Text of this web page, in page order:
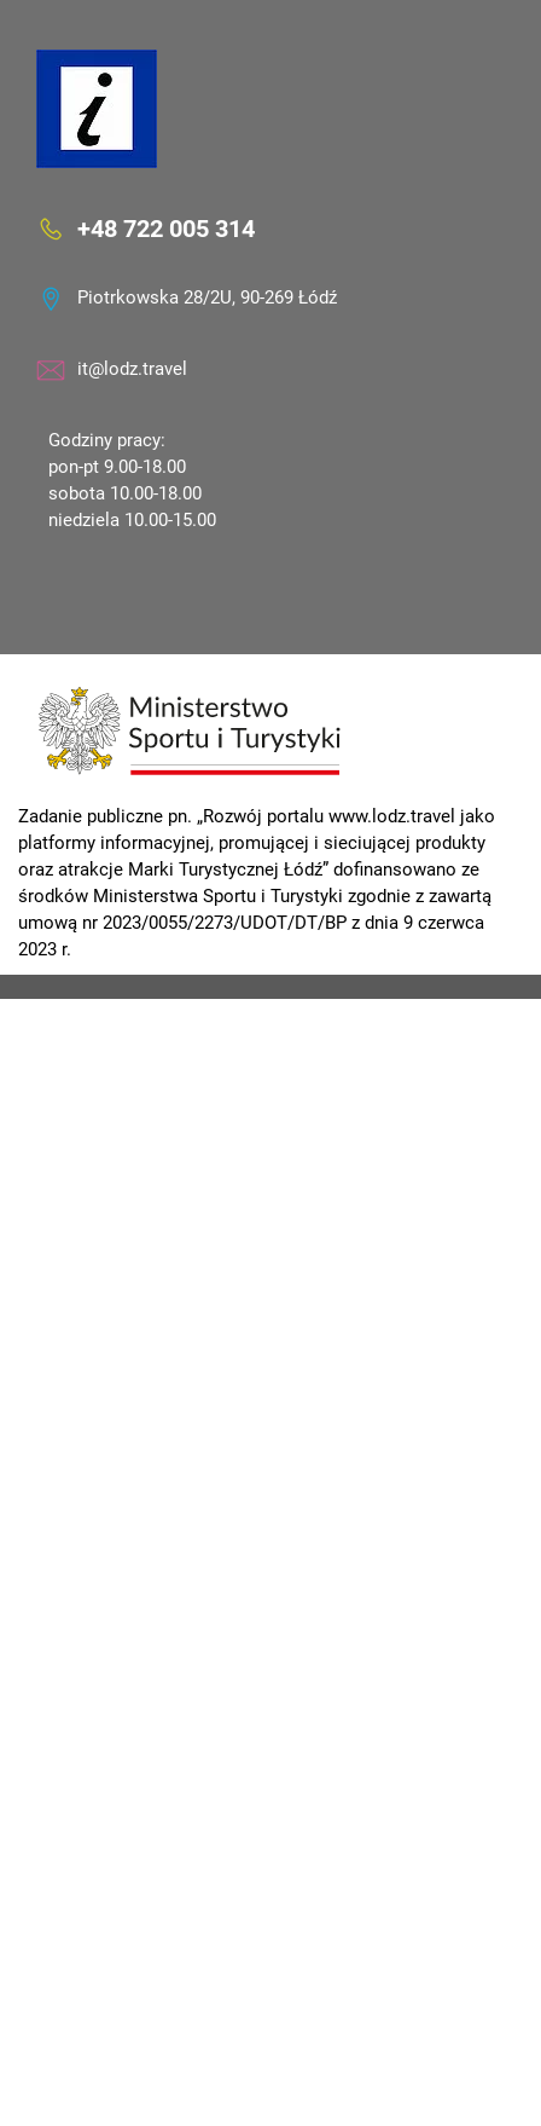
+48 722 005 314
Piotrkowska 28/2U, 90-269 Łódź
it@lodz.travel
Godziny pracy:
pon-pt 9.00-18.00
sobota 10.00-18.00
niedziela 10.00-15.00
Zadanie publiczne pn. „Rozwój portalu www.lodz.travel jako
platformy informacyjnej, promującej i sieciującej produkty
oraz atrakcje Marki Turystycznej Łódź” dofinansowano ze
środków Ministerstwa Sportu i Turystyki zgodnie z zawartą
umową nr 2023/0055/2273/UDOT/DT/BP z dnia 9 czerwca
2023 r.